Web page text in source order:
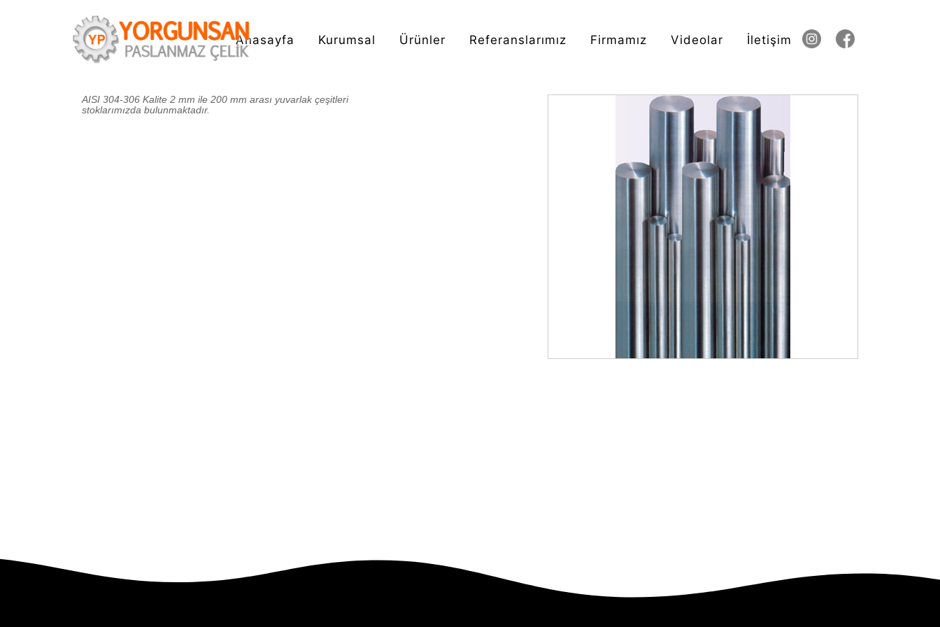
AISI 304-306 Kalite 2 mm ile 200 mm arası yuvarlak çeşitleri
stoklarımızda bulunmaktadır.
Anasayfa Kurumsal Ürünler Referanslarımız Firmamız Videolar İletişim